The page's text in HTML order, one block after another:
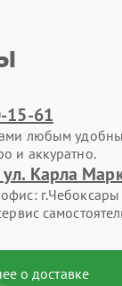
15-61
любым
и аккуратно.
Карла
о доставке